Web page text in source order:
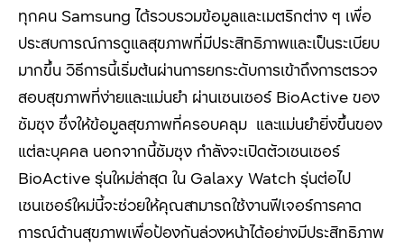
ทุกคน Samsung ได้รวบรวมข้อมูลและเมตริกต่าง ๆ เพื่อ
ประสบการณ์การดูแลสุขภาพที่มีประสิทธิภาพและเป็นระเบียบ
มากขึ้น วิธีการนี้เริ่มต้นผ่านการยกระดับการเข้าถึงการตรวจ
สอบสุขภาพที่ง่ายและแม่นยำ ผ่านเซนเซอร์ BioActive ของ
ซัมซุง ซึ่งให้ข้อมูลสุขภาพที่ครอบคลุม และแม่นยำยิ่งขึ้นของ
แต่ละบุคคล นอกจากนี้ซัมซุง กำลังจะเปิดตัวเซนเซอร์
BioActive รุ่นใหม่ล่าสุด ใน Galaxy Watch รุ่นต่อไป
เซนเซอร์ใหม่นี้จะช่วยให้คุณสามารถใช้งานฟีเจอร์การคาด
การณ์ด้านสุขภาพเพื่อป้องกันล่วงหน้าได้อย่างมีประสิทธิภาพ